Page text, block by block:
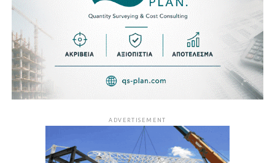
ADVERTISEMENT